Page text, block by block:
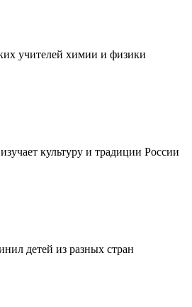
учителей химии и физики
культуру и традиции России
детей из разных стран